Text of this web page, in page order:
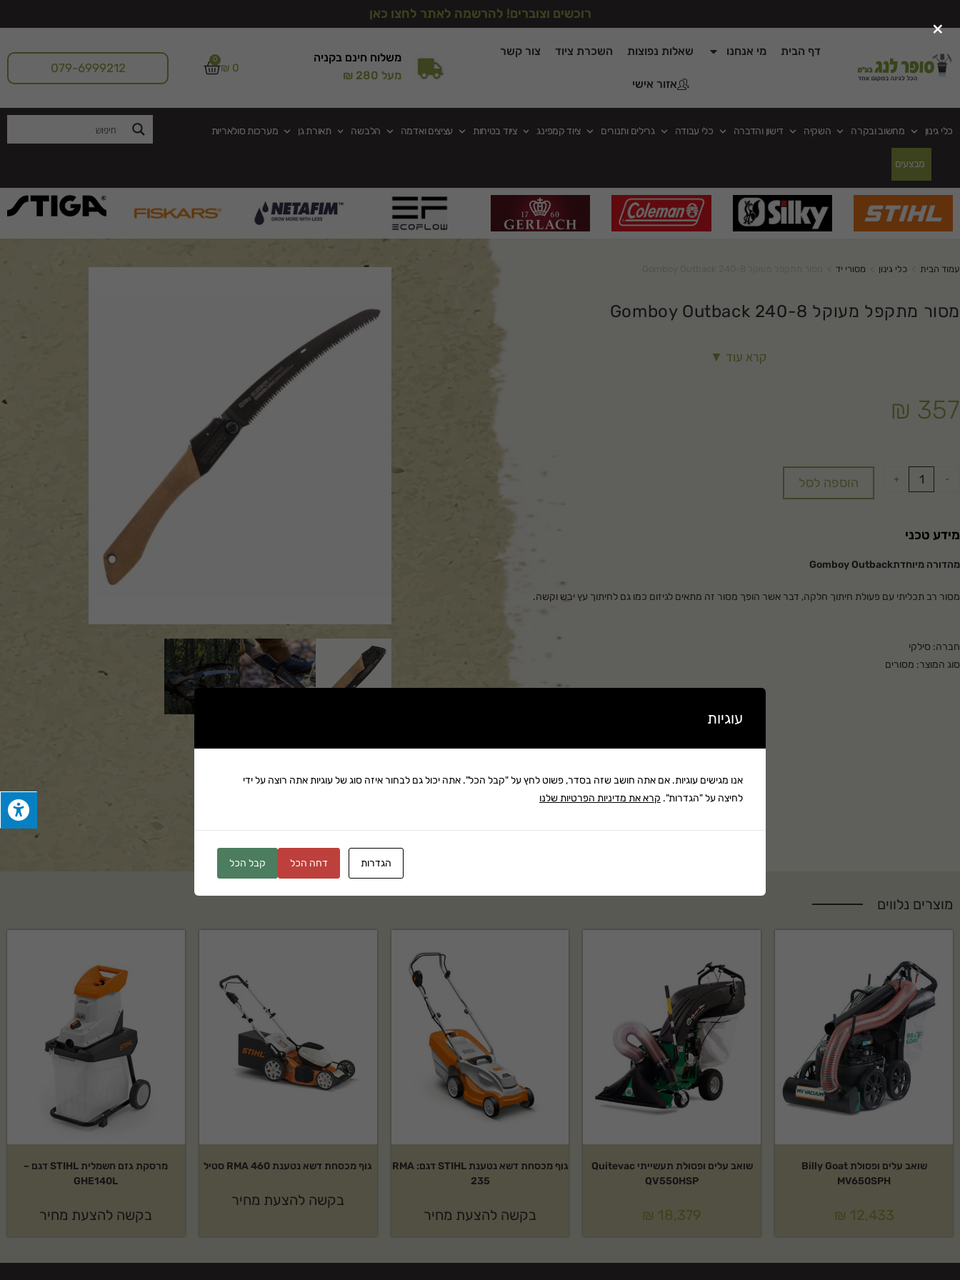
רוכשים וצוברים! להרשמה לאתר לחצו כאן
דף הבית מי אנחנו שאלות נפוצות השכרת ציוד צור קשר
אזור אישי
משלוח חינם בקניה
מעל 280 ₪
₪0
0
079-6999212
כלי גינון מחשוב ובקרה השקיה דישון והדברה כלי עבודה גרילים ותנורים ציוד קמפינג ציוד בטיחות עציצים ואדמה הלבשה תאורת גן מערכות סולאריות
מבצעים
עמוד הבית כלי גינון מסורי יד
מסור מתקפל מעוקל 240-8 Gomboy Outback
קרא עוד ▼
₪ 357
-
+ הוספה לסל
מידע טכני
מהדורה מיוחדתGomboy Outback
מסור רב תכליתי עם פעולת חיתוך חלקה, דבר אשר הופך מסור זה מתאים לגיזום כמו גם לחיתוך עץ יבש וקשה.
חברה: סילקי
סוג המוצר: מסורים
משלוח: 25 ₪
מוצרים נלווים
שואב עלים ופסולת Billy Goat
MV650SPH
₪ 12,433
שואב עלים ופסולת תעשייתי Quitevac
QV550HSP
₪ 18,379
גוף מכסחת דשא נטענת STIHL דגם: RMA
235
בקשה להצעת מחיר
גוף מכסחת דשא נטענת RMA 460 סטיל
בקשה להצעת מחיר
מרסקת גזם חשמלית STIHL דגם –
GHE140L
בקשה להצעת מחיר
×
עוגיות
אנו מגישים עוגיות. אם אתה חושב שזה בסדר, פשוט לחץ על "קבל הכל". אתה יכול גם לבחור איזה סוג של עוגיות אתה רוצה על ידי
לחיצה על "הגדרות". קרא את מדיניות הפרטיות שלנו
הגדרות דחה הכל קבל הכל